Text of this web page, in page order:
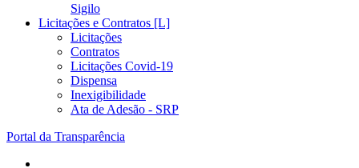
Sigilo
Licitações e Contratos [L]
Licitações
Contratos
Licitações Covid-19
Dispensa
Inexigibilidade
Ata de Adesão - SRP
Portal da Transparência